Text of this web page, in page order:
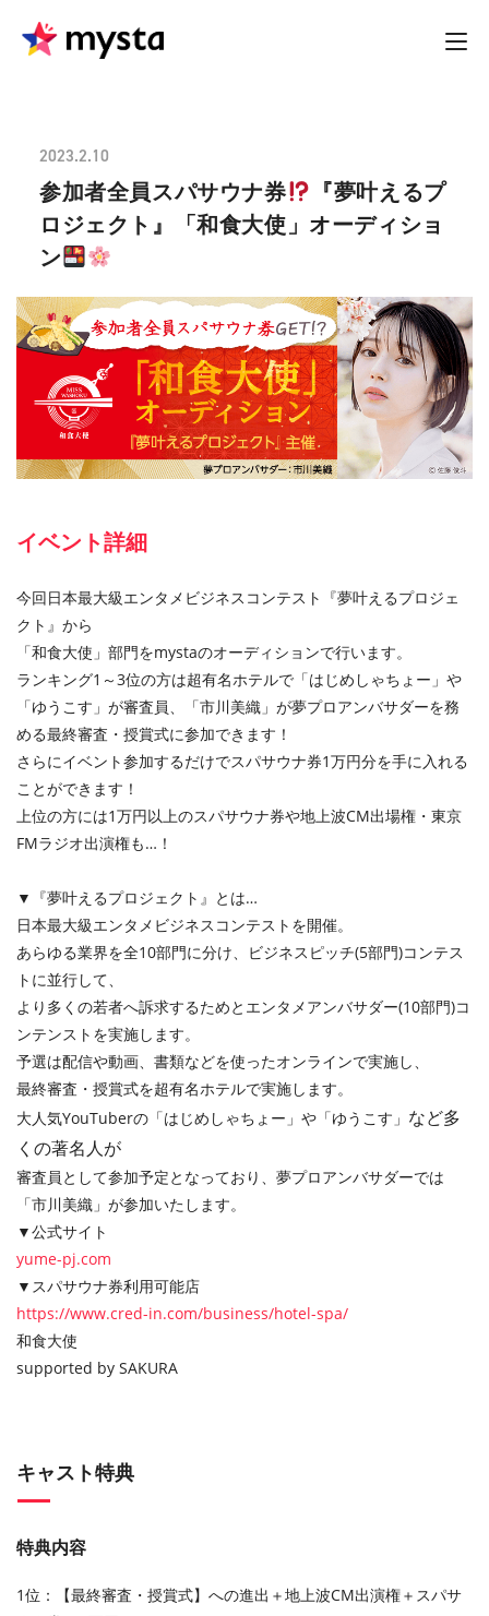
2023.2.10
参加者全員スパサウナ券
『夢叶えるプ
ロジェクト』「和食大使」オーディショ
ン
イベント詳細
今回⽇本最⼤級エンタメビジネスコンテスト『夢叶えるプロジェ
クト』から
「和食大使」部門をmystaのオーディションで行います。
ランキング1～3位の方は超有名ホテルで「はじめしゃちょー」や
「ゆうこす」が審査員、「市川美織」が夢プロアンバサダーを務
める最終審査・授賞式に参加できます！
さらにイベント参加するだけでスパサウナ券1万円分を手に入れる
ことができます！
上位の方には1万円以上のスパサウナ券や地上波CM出場権・東京
FMラジオ出演権も…！
▼『夢叶えるプロジェクト』とは…
⽇本最⼤級エンタメビジネスコンテストを開催。
あらゆる業界を全10部⾨に分け、ビジネスピッチ(5部門)コンテス
トに並⾏して、
より多くの若者へ訴求するためとエンタメアンバサダー(10部門)コ
ンテンストを実施します。
予選は配信や動画、書類などを使ったオンラインで実施し、
最終審査・授賞式を超有名ホテルで実施します。
大人気YouTuberの「はじめしゃちょー」や「ゆうこす」 など多
くの著名人が
審査員として参加予定となっており、夢プロアンバサダーでは
「市川美織」が参加いたします。
▼公式サイト
yume-pj.com
▼スパサウナ券利用可能店
https://www.cred-in.com/business/hotel-spa/
和食大使
supported by SAKURA
キャスト特典
特典内容
1位：【最終審査・授賞式】への進出＋地上波CM出演権＋スパサ